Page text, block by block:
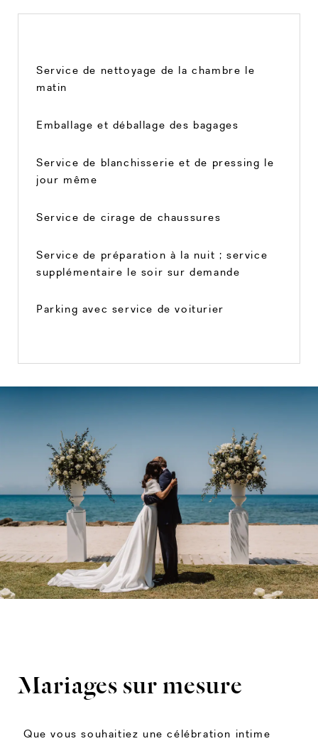
Service de nettoyage de la chambre le
matin
Emballage et déballage des bagages
Service de blanchisserie et de pressing le
jour même
Service de cirage de chaussures
Service de préparation à la nuit ; service
supplémentaire le soir sur demande
Parking avec service de voiturier
Mariages sur mesure
Que vous souhaitiez une célébration intime